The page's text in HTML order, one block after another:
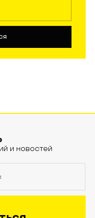
и новостей